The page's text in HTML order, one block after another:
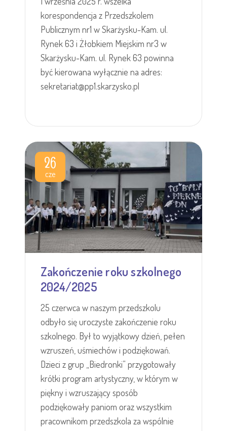
korespondencja z Przedszkolem
Publicznym nr1 w Skarżysku-Kam. ul.
Rynek 63 i Żłobkiem Miejskim nr3 w
Skarżysku-Kam. ul. Rynek 63 powinna
być kierowana wyłącznie na adres:
sekretariat@pp1.skarzysko.pl
26
cze
Zakończenie roku szkolnego
2024/2025
25 czerwca w naszym przedszkolu
odbyło się uroczyste zakończenie roku
szkolnego. Był to wyjątkowy dzień, pełen
wzruszeń, uśmiechów i podziękowań.
Dzieci z grup „Biedronki” przygotowały
krótki program artystyczny, w którym w
piękny i wzruszający sposób
podziękowały paniom oraz wszystkim
pracownikom przedszkola za wspólnie